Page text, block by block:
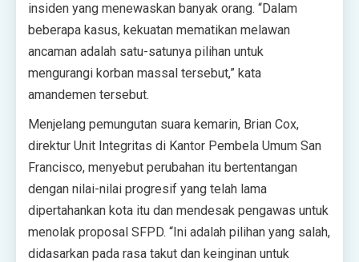
insiden yang menewaskan banyak orang. “Dalam
beberapa kasus, kekuatan mematikan melawan
ancaman adalah satu-satunya pilihan untuk
mengurangi korban massal tersebut,” kata
amandemen tersebut.
Menjelang pemungutan suara kemarin, Brian Cox,
direktur Unit Integritas di Kantor Pembela Umum San
Francisco, menyebut perubahan itu bertentangan
dengan nilai-nilai progresif yang telah lama
dipertahankan kota itu dan mendesak pengawas untuk
menolak proposal SFPD. “Ini adalah pilihan yang salah,
didasarkan pada rasa takut dan keinginan untuk